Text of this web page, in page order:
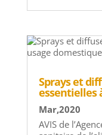
Sprays et
essentielles
Mar,2020
AVIS de